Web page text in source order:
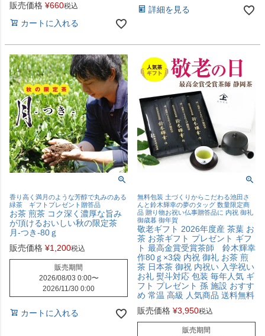
販売価格 ¥660税込
カートに入れる
詳細を見る
香り高く満月のような芳醇で丸みのある
緑茶 ギフトプレゼント贈答品
お茶 煎茶 コク深く濃厚な旨み
が頂けるおいしい秋の限定茶
月-つき-80ｇ
販売価格 ¥1,200税込
販売期間
2026/08/03 0:00〜
2026/11/30 0:00
カートに入れる
無料包装 土づくりからこだわる池田さ
んと鈴木輝幸の夢のタッグ 数量限定商
品 贈り物お祝い仏事贈答品に 内祝 御礼
御歳暮 御年賀
敬老ギフト 2026年度産 茶葉 お
茶 お茶ギフト プレゼント ギフ
ト 最高金賞受賞茶師 鈴木輝幸
作80ｇ×3袋 内祝 御礼 お茶 煎
茶 日本茶 御祝 内祝い 入学祝い
お礼 熨斗対応 包装 毎年人気 ギ
フト プレゼント 孫 施設 おすす
め 常温 高級 人気商品 送料無料
販売価格 ¥3,950税込
販売期間